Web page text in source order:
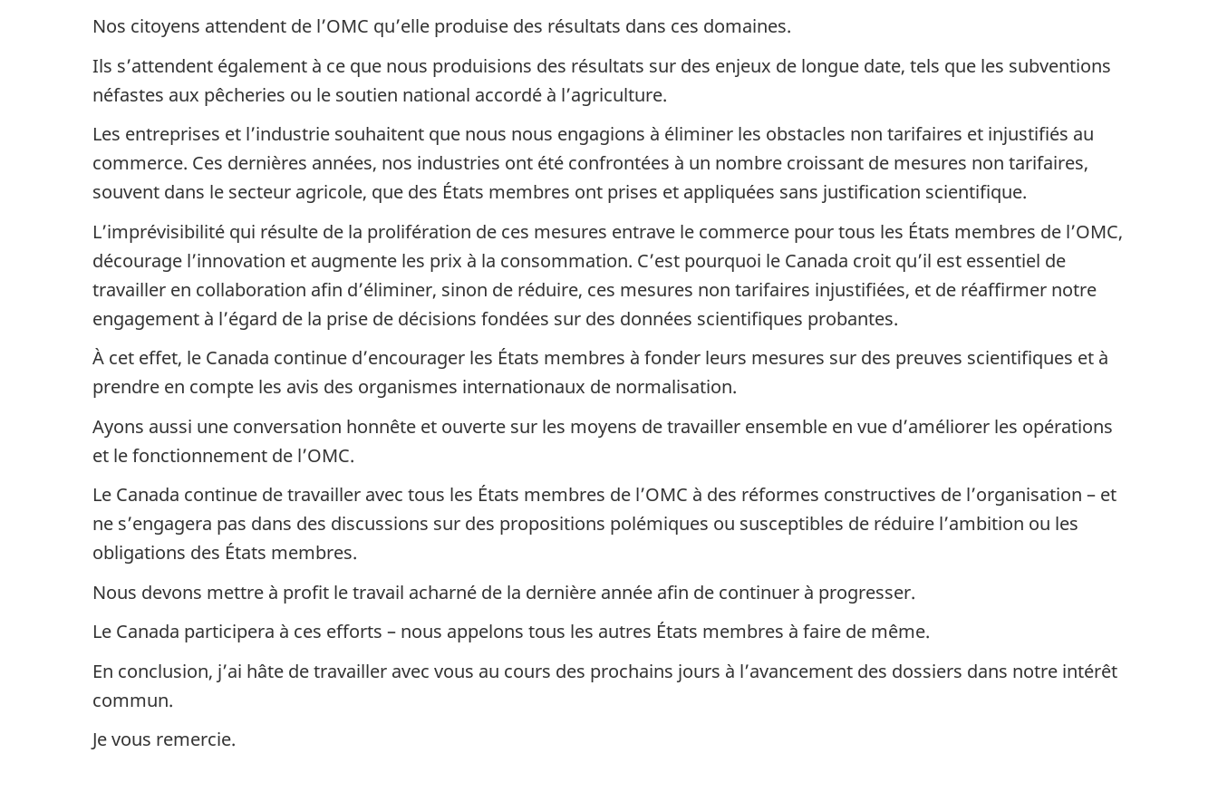
Nos citoyens attendent de l’OMC qu’elle produise des résultats dans ces domaines.
Ils s’attendent également à ce que nous produisions des résultats sur des enjeux de longue date, tels que les subventions
néfastes aux pêcheries ou le soutien national accordé à l’agriculture.
Les entreprises et l’industrie souhaitent que nous nous engagions à éliminer les obstacles non tarifaires et injustifiés au
commerce. Ces dernières années, nos industries ont été confrontées à un nombre croissant de mesures non tarifaires,
souvent dans le secteur agricole, que des États membres ont prises et appliquées sans justification scientifique.
L’imprévisibilité qui résulte de la prolifération de ces mesures entrave le commerce pour tous les États membres de l’OMC,
décourage l’innovation et augmente les prix à la consommation. C’est pourquoi le Canada croit qu’il est essentiel de
travailler en collaboration afin d’éliminer, sinon de réduire, ces mesures non tarifaires injustifiées, et de réaffirmer notre
engagement à l’égard de la prise de décisions fondées sur des données scientifiques probantes.
À cet effet, le Canada continue d’encourager les États membres à fonder leurs mesures sur des preuves scientifiques et à
prendre en compte les avis des organismes internationaux de normalisation.
Ayons aussi une conversation honnête et ouverte sur les moyens de travailler ensemble en vue d’améliorer les opérations
et le fonctionnement de l’OMC.
Le Canada continue de travailler avec tous les États membres de l’OMC à des réformes constructives de l’organisation – et
ne s’engagera pas dans des discussions sur des propositions polémiques ou susceptibles de réduire l’ambition ou les
obligations des États membres.
Nous devons mettre à profit le travail acharné de la dernière année afin de continuer à progresser.
Le Canada participera à ces efforts – nous appelons tous les autres États membres à faire de même.
En conclusion, j’ai hâte de travailler avec vous au cours des prochains jours à l’avancement des dossiers dans notre intérêt
commun.
Je vous remercie.